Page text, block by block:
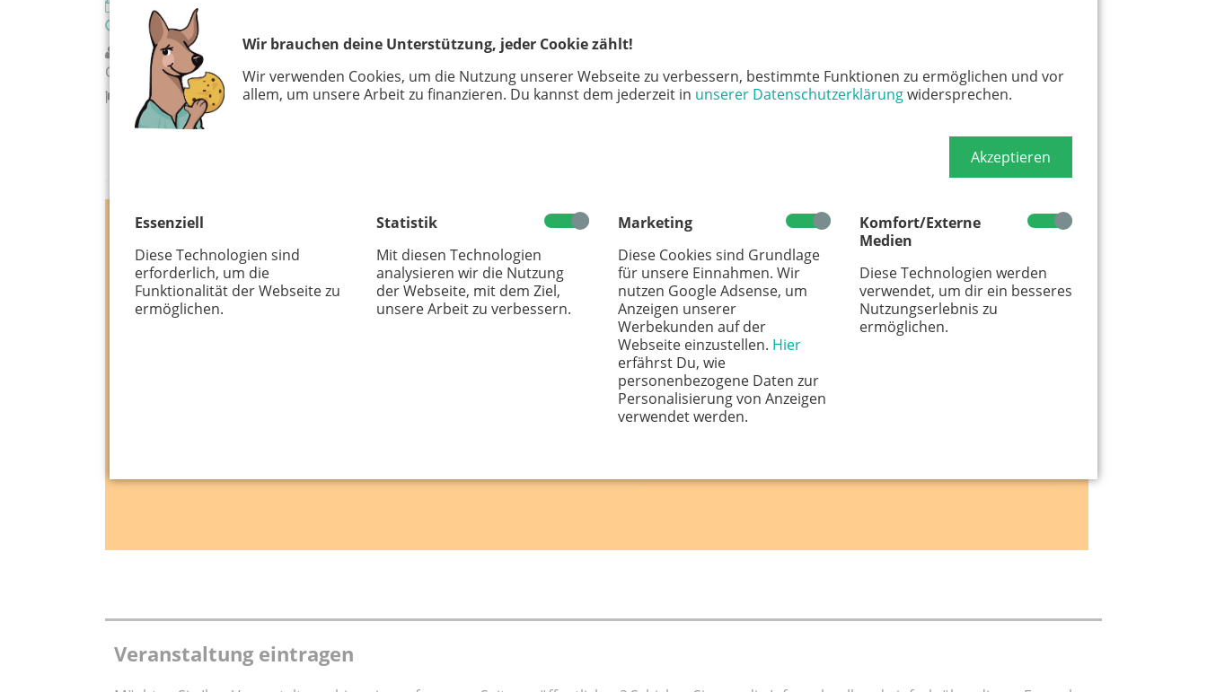
Wir brauchen deine Unterstützung, jeder Cookie zählt!
Wir verwenden Cookies, um die Nutzung unserer Webseite zu verbessern, bestimmte Funktionen zu ermöglichen und vor
allem, um unsere Arbeit zu finanzieren. Du kannst dem jederzeit in unserer Datenschutzerklärungwidersprechen.
Akzeptieren
Essenziell
Diese Technologien sind
erforderlich, um die
Funktionalität der Webseite zu
ermöglichen.
Statistik
Mit diesen Technologien
analysieren wir die Nutzung
der Webseite, mit dem Ziel,
unsere Arbeit zu verbessern.
Marketing
Diese Cookies sind Grundlage
für unsere Einnahmen. Wir
nutzen Google Adsense, um
Anzeigen unserer
Werbekunden auf der
Webseite einzustellen. Hier
erfährst Du, wie
personenbezogene Daten zur
Personalisierung von Anzeigen
verwendet werden.
Komfort/Externe
Medien
Diese Technologien werden
verwendet, um dir ein besseres
Nutzungserlebnis zu
ermöglichen.
09.08.2026
11:00 - 15:00 Uhr
Besondere Wohnform Dr. Dormagen-
Guffanti, Longerich
Köln
Veranstaltung eintragen